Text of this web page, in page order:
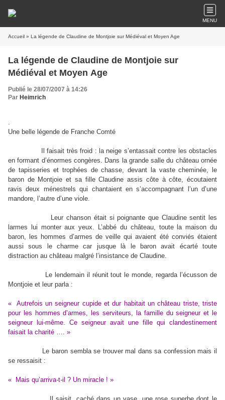
MENU
Accueil » La légende de Claudine de Montjoie sur Médiéval et Moyen Age
La légende de Claudine de Montjoie sur
Médiéval et Moyen Age
Publié le 28/07/2007 à 14:26
Par Heimrich
.
Une belle légende de Franche Comté
Il faisait très froid : la neige s’entassait contre les obstacles
en formant d’énormes congères. Dans la grande salle du château ornée
de tapisseries et trophées de chasse, devant la vaste cheminée, le
baron de Montjoie et sa fille Claudine assis côte à côte, écoutaient
ravis deux ménestrels qui chantaient en s’accompagnant l’un d’une
mandore, l’autre d’une viole.
Leur chanson était si poignante que Claudine sentit les
larmes lui monter aux yeux. L’abbé du château, toute la maison du
baron, les hommes d’armes de veille qui avaient été conviés étaient
aussi sous le charme car jusque là le baron avait écarté toute
distraction au château malgré l’insistance de Claudine.
Le lendemain il réunit tout le monde, regarda l’écusson de
Montjoie et leur parla :
« Autrefois un seigneur cupide et dur habitait un château triste, triste
pour les hommes d’armes, les serviteurs, la famille du seigneur et le
seigneur lui-même. Ce seigneur avait une fille qui clandestinement
faisait la charité …. »
Le baron sembla se trouver mal dans sa confession mais il
se ressaisit :
« Mais qu’arriva-t-il ? Un miracle ! »